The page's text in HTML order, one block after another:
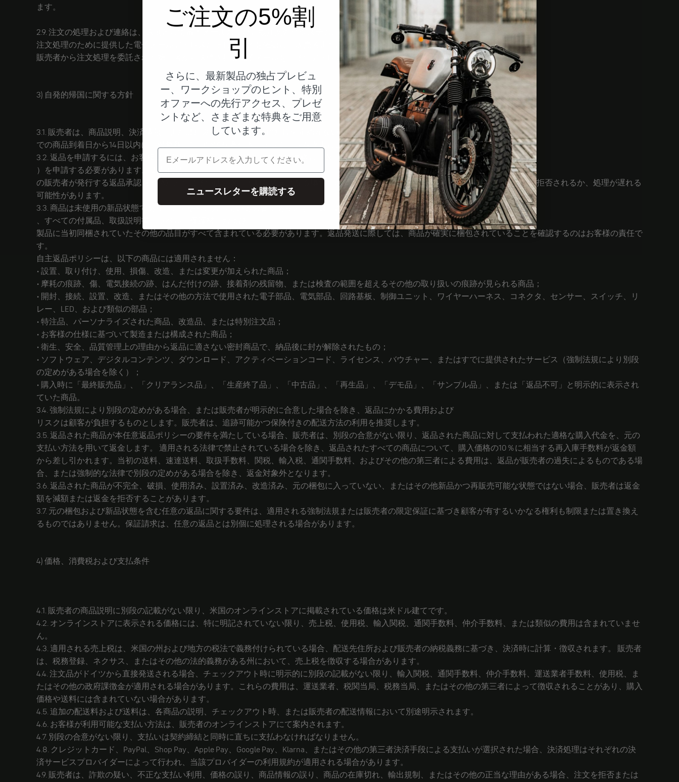
ます。
2.9. 注文の処理および連絡は、原則として電子メールおよび自動注文処理システムによって行われます。顧客は、
注文処理のために提供した電子メールアドレスが正しいことを確認し、販売者または
販売者から注文処理を委託された第三者から送信される電子メールを、そのアドレスで確実に受信できるようにしなければなりません。
3) 自発的帰国に関する方針
3.1. 販売者は、商品説明、決済情報、または別途の返品ポリシーに別段の定めがない限り、米国のお客様に対し、
での商品到着日から14日以内に、対象商品について任意の返品オプションを提供します。
3.2. 返品を申請するには、お客様は商品到着日から14日以内に販売者に連絡し、返品承認（
）を申請する必要があります。 返品には、
の販売者が発行する返品承認（RMA）またはその他の返品手順が必要となる場合があります。事前の承認なしに返品された商品は、受領を拒否されるか、処理が遅れる
可能性があります。
3.3. 商品は未使用の新品状態であり、元の梱包に入っている必要があります。 返品される商品は、完全かつ損傷がなく
、すべての付属品、取扱説明書、ラベル、保護材、および
製品に当初同梱されていたその他の品目がすべて含まれている必要があります。返品発送に際しては、商品が確実に梱包されていることを確認するのはお客様の責任で
す。
自主返品ポリシーは、以下の商品には適用されません：
• 設置、取り付け、使用、損傷、改造、または変更が加えられた商品；
• 摩耗の痕跡、傷、電気接続の跡、はんだ付けの跡、接着剤の残留物、または検査の範囲を超えるその他の取り扱いの痕跡が見られる商品；
• 開封、接続、設置、改造、またはその他の方法で使用された電子部品、電気部品、回路基板、制御ユニット、ワイヤーハーネス、コネクタ、センサー、スイッチ、リ
レー、LED、および類似の部品；
• 特注品、パーソナライズされた商品、改造品、または特別注文品；
• お客様の仕様に基づいて製造または構成された商品；
• 衛生、安全、品質管理上の理由から返品に適さない密封商品で、納品後に封が解除されたもの；
• ソフトウェア、デジタルコンテンツ、ダウンロード、アクティベーションコード、ライセンス、バウチャー、またはすでに提供されたサービス（強制法規により別段
の定めがある場合を除く）；
• 購入時に「最終販売品」、「クリアランス品」、「生産終了品」、「中古品」、「再生品」、「デモ品」、「サンプル品」、または「返品不可」と明示的に表示され
ていた商品。
3.4. 強制法規により別段の定めがある場合、または販売者が明示的に合意した場合を除き、返品にかかる費用および
リスクは顧客が負担するものとします。販売者は、追跡可能かつ保険付きの配送方法の利用を推奨します。
3.5. 返品された商品が本任意返品ポリシーの要件を満たしている場合、販売者は、別段の合意がない限り、返品された商品に対して支払われた適格な購入代金を、元の
支払い方法を用いて返金します。 適用される法律で禁止されている場合を除き、返品されたすべての商品について、購入価格の10％に相当する再入庫手数料が返金額
から差し引かれます。当初の送料、速達送料、取扱手数料、関税、輸入税、通関手数料、およびその他の第三者による費用は、返品が販売者の過失によるものである場
合、または強制的な法律で別段の定めがある場合を除き、返金対象外となります。
3.6. 返品された商品が不完全、破損、使用済み、設置済み、改造済み、元の梱包に入っていない、またはその他新品かつ再販売可能な状態ではない場合、販売者は返金
額を減額または返金を拒否することがあります。
3.7. 元の梱包および新品状態を含む任意の返品に関する要件は、適用される強制法規または販売者の限定保証に基づき顧客が有するいかなる権利も制限または置き換え
るものではありません。保証請求は、任意の返品とは別個に処理される場合があります。
4) 価格、消費税および支払条件
4.1. 販売者の商品説明に別段の記載がない限り、米国のオンラインストアに掲載されている価格は米ドル建てです。
4.2. オンラインストアに表示される価格には、特に明記されていない限り、売上税、使用税、輸入関税、通関手数料、仲介手数料、または類似の費用は含まれていませ
ん。
4.3. 適用される売上税は、米国の州および地方の税法で義務付けられている場合、配送先住所および販売者の納税義務に基づき、決済時に計算・徴収されます。 販売者
は、税務登録、ネクサス、またはその他の法的義務がある州において、売上税を徴収する場合があります。
4.4. 注文品がドイツから直接発送される場合、チェックアウト時に明示的に別段の記載がない限り、輸入関税、通関手数料、仲介手数料、運送業者手数料、使用税、ま
たはその他の政府課徴金が適用される場合があります。これらの費用は、運送業者、税関当局、税務当局、またはその他の第三者によって徴収されることがあり、購入
価格や送料には含まれていない場合があります。
4.5. 追加の配送料および送料は、各商品の説明、チェックアウト時、または販売者の配送情報において別途明示されます。
4.6. お客様が利用可能な支払い方法は、販売者のオンラインストアにて案内されます。
4.7. 別段の合意がない限り、支払いは契約締結と同時に直ちに支払わなければなりません。
4.8. クレジットカード、PayPal、Shop Pay、Apple Pay、Google Pay、Klarna、またはその他の第三者決済手段による支払いが選択された場合、決済処理はそれぞれの決
済サービスプロバイダーによって行われ、当該プロバイダーの利用規約が適用される場合があります。
4.9. 販売者は、詐欺の疑い、不正な支払い利用、価格の誤り、商品情報の誤り、商品の在庫切れ、輸出規制、またはその他の正当な理由がある場合、注文を拒否または
ご注文の5%割
引
さらに、最新製品の独占プレビュ
ー、ワークショップのヒント、特別
オファーへの先行アクセス、プレゼ
ントなど、さまざまな特典をご用意
しています。
電子メール
ニュースレターを購読する